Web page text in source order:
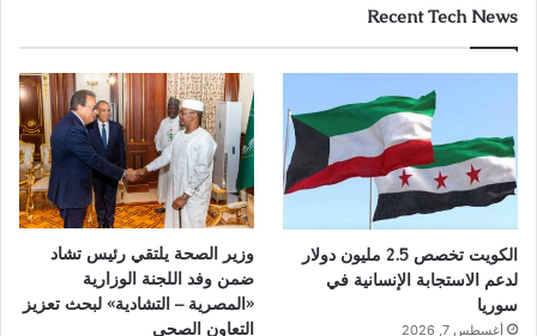
Recent Tech News
الكويت تخصص 2.5 مليون دولار
لدعم الاستجابة الإنسانية في
سوريا
أغسطس 7, 2026
وزير الصحة يلتقي رئيس تشاد
ضمن وفد اللجنة الوزارية
«المصرية – التشادية» لبحث تعزيز
التعاون الصحي